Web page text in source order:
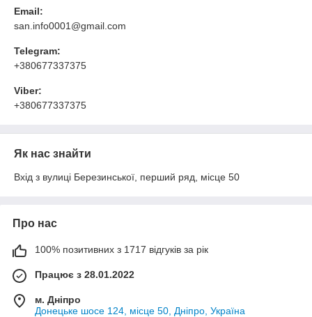
Email:
san.info0001@gmail.com
Telegram:
+380677337375
Viber:
+380677337375
Як нас знайти
Вхід з вулиці Березинської, перший ряд, місце 50
Про нас
100% позитивних з 1717 відгуків за рік
Працює з 28.01.2022
м. Дніпро
Донецьке шосе 124, місце 50, Дніпро, Україна